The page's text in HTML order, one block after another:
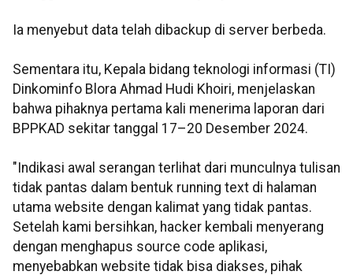
Ia menyebut data telah dibackup di server berbeda.
Sementara itu, Kepala bidang teknologi informasi (TI)
Dinkominfo Blora Ahmad Hudi Khoiri, menjelaskan
bahwa pihaknya pertama kali menerima laporan dari
BPPKAD sekitar tanggal 17–20 Desember 2024.
"Indikasi awal serangan terlihat dari munculnya tulisan
tidak pantas dalam bentuk running text di halaman
utama website dengan kalimat yang tidak pantas.
Setelah kami bersihkan, hacker kembali menyerang
dengan menghapus source code aplikasi,
menyebabkan website tidak bisa diakses, pihak